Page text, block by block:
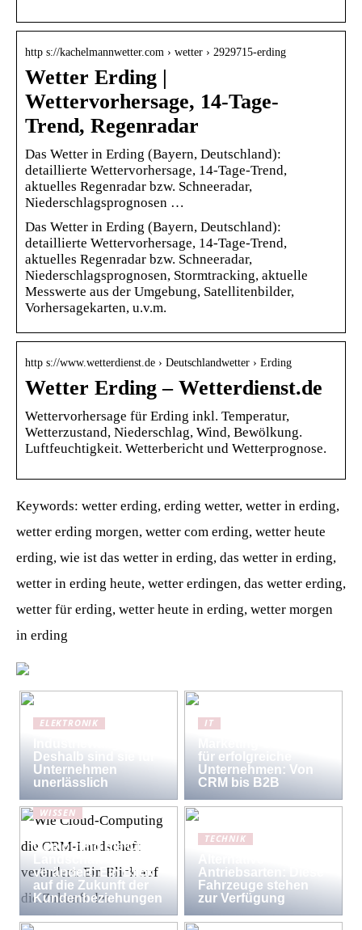
http s://kachelmannwetter.com › wetter › 2929715-erding
Wetter Erding |
Wettervorhersage, 14-Tage-
Trend, Regenradar
Das Wetter in Erding (Bayern, Deutschland):
detaillierte Wettervorhersage, 14-Tage-Trend,
aktuelles Regenradar bzw. Schneeradar,
Niederschlagsprognosen …
Das Wetter in Erding (Bayern, Deutschland):
detaillierte Wettervorhersage, 14-Tage-Trend,
aktuelles Regenradar bzw. Schneeradar,
Niederschlagsprognosen, Stormtracking, aktuelle
Messwerte aus der Umgebung, Satellitenbilder,
Vorhersagekarten, u.v.m.
http s://www.wetterdienst.de › Deutschlandwetter › Erding
Wetter Erding – Wetterdienst.de
Wettervorhersage für Erding inkl. Temperatur,
Wetterzustand, Niederschlag, Wind, Bewölkung.
Luftfeuchtigkeit. Wetterbericht und Wetterprognose.
Keywords: wetter erding, erding wetter, wetter in erding,
wetter erding morgen, wetter com erding, wetter heute
erding, wie ist das wetter in erding, das wetter in erding,
wetter in erding heute, wetter erdingen, das wetter erding,
wetter für erding, wetter heute in erding, wetter morgen
in erding
ELEKTRONIK
Deshalb sind sie für
Unternehmen
unerlässlich
IT
für erfolgreiche
Unternehmen: Von
CRM bis B2B
WISSEN
Computing die CRM-
verändert: Ein Blick
auf die Zukunft der
Kundenbeziehungen
TECHNIK
Antriebsarten: Diese
Fahrzeuge stehen
zur Verfügung